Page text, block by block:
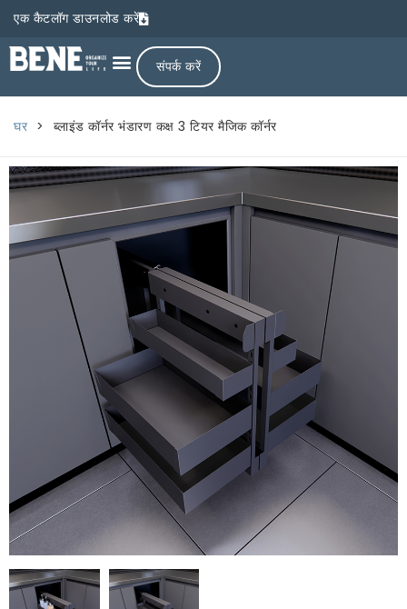
एक कैटलॉग डाउनलोड करें
संपर्क करें
घर > ब्लाइंड कॉर्नर भंडारण कक्ष 3 टियर मैजिक कॉर्नर